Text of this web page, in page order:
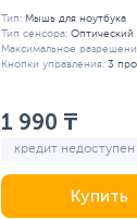
Тип: Мышь для ноутбука
Тип сенсора: Оптический
Максимальное
Кнопки управления: 3
1 990 ₸
кредит недоступен
Купить